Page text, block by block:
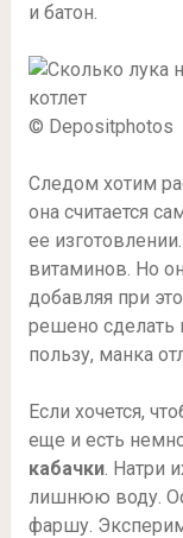
и батон.
© Depositphotos
Следом хотим
она считается
ее
витаминов. Но
добавляя при
решено сделать
пользу, манка
Если хочется,
еще и есть
кабачки. Натри
лишнюю воду.
фаршу.